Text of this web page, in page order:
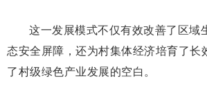
这一发展模式不仅有效改善了区域
态安全屏障，还为村集体经济培育了长
了村级绿色产业发展的空白。